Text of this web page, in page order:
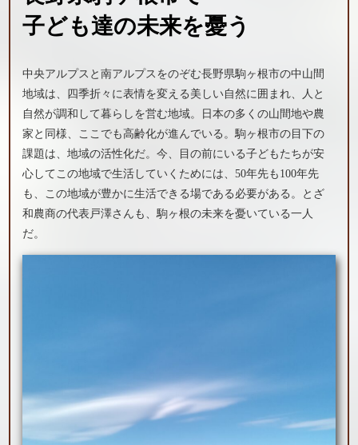
子ども達の未来を憂う
中央アルプスと南アルプスをのぞむ長野県駒ヶ根市の中山間
地域は、四季折々に表情を変える美しい自然に囲まれ、人と
自然が調和して暮らしを営む地域。日本の多くの山間地や農
家と同様、ここでも高齢化が進んでいる。駒ヶ根市の目下の
課題は、地域の活性化だ。今、目の前にいる子どもたちが安
心してこの地域で生活していくためには、50年先も100年先
も、この地域が豊かに生活できる場である必要がある。とざ
和農商の代表戸澤さんも、駒ヶ根の未来を憂いている一人
だ。